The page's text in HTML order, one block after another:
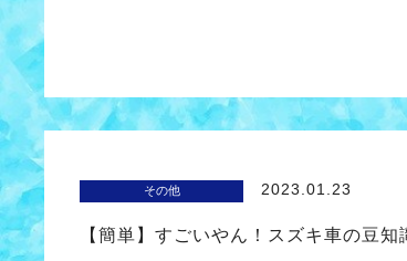
その他 2023.01.23
【簡単】すごいやん！スズキ車の豆知